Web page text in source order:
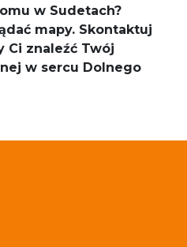
w Sudetach?
mapy. Skontaktuj
Ci znaleźć Twój
w sercu Dolnego